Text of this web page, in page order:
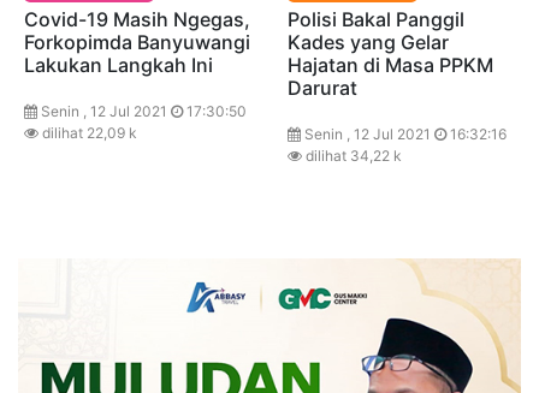
Covid-19 Masih Ngegas,
Forkopimda Banyuwangi
Lakukan Langkah Ini
Senin , 12 Jul 2021
17:30:50
dilihat 22,09 k
Polisi Bakal Panggil
Kades yang Gelar
Hajatan di Masa PPKM
Darurat
Senin , 12 Jul 2021
16:32:16
dilihat 34,22 k